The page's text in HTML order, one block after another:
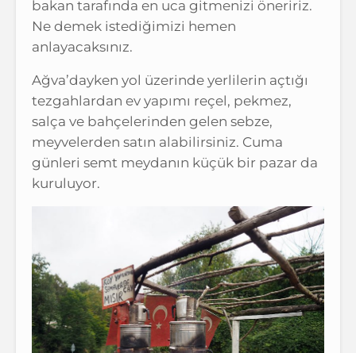
bakan tarafında en uca gitmenizi öneririz.
Ne demek istediğimizi hemen
anlayacaksınız.
Ağva’dayken yol üzerinde yerlilerin açtığı
tezgahlardan ev yapımı reçel, pekmez,
salça ve bahçelerinden gelen sebze,
meyvelerden satın alabilirsiniz. Cuma
günleri semt meydanın küçük bir pazar da
kuruluyor.